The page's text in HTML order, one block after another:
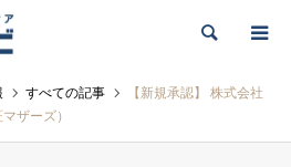
検索
すべての記事
【新規承認】 株式会社
ザーズ）